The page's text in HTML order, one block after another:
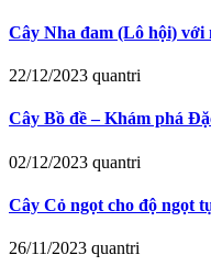
Cây Nha đam (Lô hội) với
22/12/2023 quantri
Cây Bồ đề – Khám phá
02/12/2023 quantri
Cây Cỏ ngọt cho độ ngọt
26/11/2023 quantri